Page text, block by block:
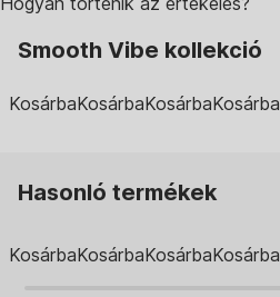
Smooth Vibe kollekció
KosárbaKosárbaKosárbaKosárba
Hasonló termékek
KosárbaKosárbaKosárbaKosárba